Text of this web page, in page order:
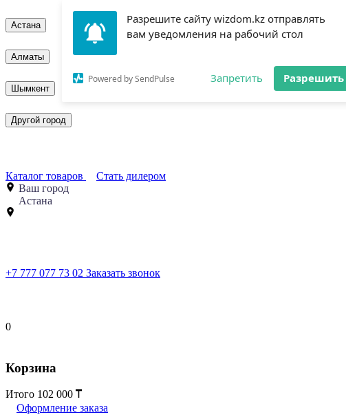
Разрешите сайту wizdom.kz отправлять
вам уведомления на рабочий стол
Powered by SendPulse Запретить Разрешить
Астана
Алматы
Шымкент
Другой город
Каталог товаров
Стать дилером
Ваш город
Астана
+7 777 077 73 02 Заказать звонок
0
Корзина
Итого 102 000
Оформление заказа